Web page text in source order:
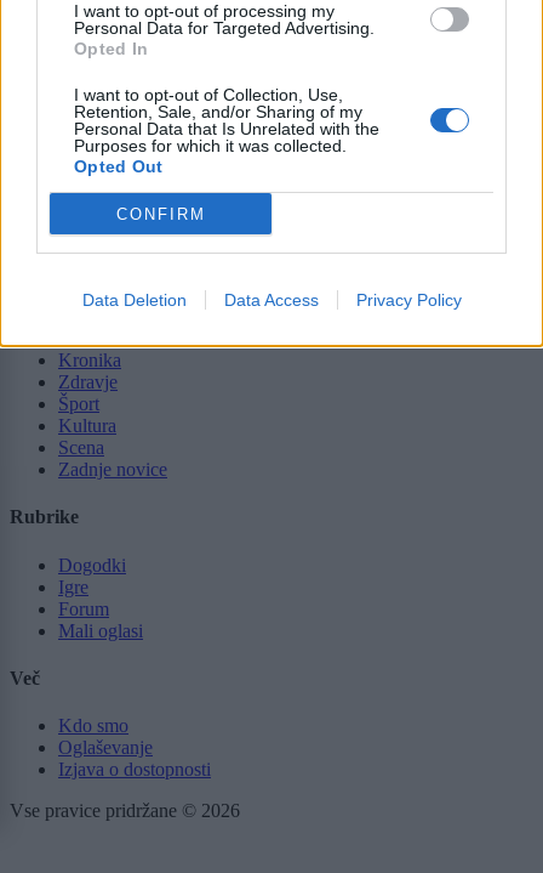
I want to opt-out of processing my
Personal Data for Targeted Advertising.
Opted In
I want to opt-out of Collection, Use,
Retention, Sale, and/or Sharing of my
Personal Data that Is Unrelated with the
Purposes for which it was collected.
Opted Out
CONFIRM
Data Deletion Data Access Privacy Policy
Moji Mediji d.o.o.
dolenjskainfo.com•ljubljanainfo.com •gorenjskainfo.com
Vse pravice pridržane © 2026
Lokalno
Svet
Kronika
Zdravje
Šport
Kultura
Scena
Zadnje novice
Rubrike
Dogodki
Igre
Forum
Mali oglasi
Več
Kdo smo
Oglaševanje
Izjava o dostopnosti
Vse pravice pridržane © 2026